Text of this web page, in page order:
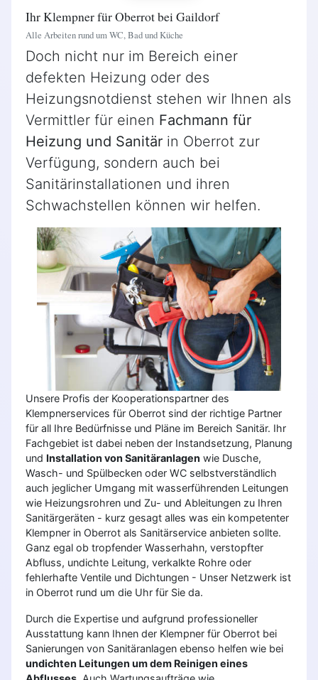
Ihr Klempner für Oberrot bei Gaildorf
Alle Arbeiten rund um WC, Bad und Küche
Doch nicht nur im Bereich einer
defekten Heizung oder des
Heizungsnotdienst stehen wir Ihnen als
Vermittler für einen Fachmann für
Heizung und Sanitär in Oberrot zur
Verfügung, sondern auch bei
Sanitärinstallationen und ihren
Schwachstellen können wir helfen.
Unsere Profis der Kooperationspartner des
Klempnerservices für Oberrot sind der richtige Partner
für all Ihre Bedürfnisse und Pläne im Bereich Sanitär. Ihr
Fachgebiet ist dabei neben der Instandsetzung, Planung
und Installation von Sanitäranlagen wie Dusche,
Wasch- und Spülbecken oder WC selbstverständlich
auch jeglicher Umgang mit wasserführenden Leitungen
wie Heizungsrohren und Zu- und Ableitungen zu Ihren
Sanitärgeräten - kurz gesagt alles was ein kompetenter
Klempner in Oberrot als Sanitärservice anbieten sollte.
Ganz egal ob tropfender Wasserhahn, verstopfter
Abfluss, undichte Leitung, verkalkte Rohre oder
fehlerhafte Ventile und Dichtungen - Unser Netzwerk ist
in Oberrot rund um die Uhr für Sie da.
Durch die Expertise und aufgrund professioneller
Ausstattung kann Ihnen der Klempner für Oberrot bei
Sanierungen von Sanitäranlagen ebenso helfen wie bei
undichten Leitungen um dem Reinigen eines